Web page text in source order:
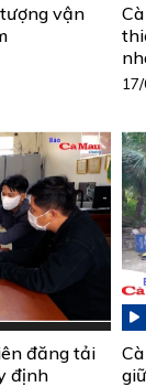
vận
đăng tải
định